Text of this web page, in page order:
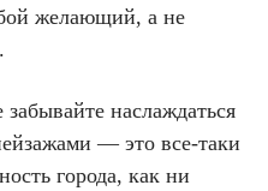
желающий, а не
наслаждаться
— это все-таки
города, как ни